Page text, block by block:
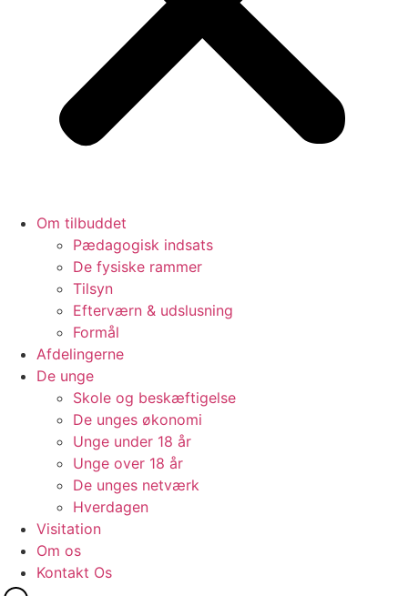
Om tilbuddet
Pædagogisk indsats
De fysiske rammer
Tilsyn
Efterværn & udslusning
Formål
Afdelingerne
De unge
Skole og beskæftigelse
De unges økonomi
Unge under 18 år
Unge over 18 år
De unges netværk
Hverdagen
Visitation
Om os
Kontakt Os